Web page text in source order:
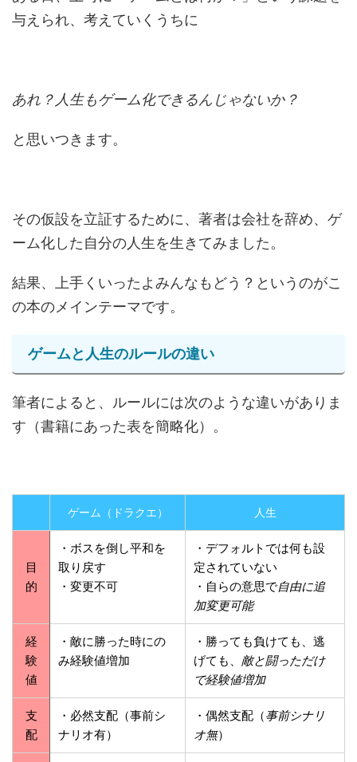
与えられ、考えていくうちに
あれ？人生もゲーム化できるんじゃないか？
と思いつきます。
その仮設を立証するために、著者は会社を辞め、ゲ
ーム化した自分の人生を生きてみました。
結果、上手くいったよみんなもどう？というのがこ
の本のメインテーマです。
ゲームと人生のルールの違い
筆者によると、ルールには次のような違いがありま
す（書籍にあった表を簡略化）。
ゲーム（ドラクエ） 人生
目
的
・ボスを倒し平和を
取り戻す
・変更不可
・デフォルトでは何も設
定されていない
・自らの意思で自由に追
加変更可能
経
験
値
・敵に勝った時にの
み経験値増加
・勝っても負けても、逃
げても、 敵と闘っただけ
で経験値増加
支
配
・必然支配（事前シ
ナリオ有）
・偶然支配（事前シナリ
オ無）